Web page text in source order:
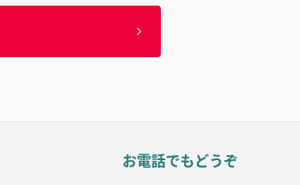
お電話でもどうぞ